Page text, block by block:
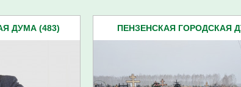
ДУМА (483) ПЕНЗЕНСКАЯ ГОРОДСКАЯ